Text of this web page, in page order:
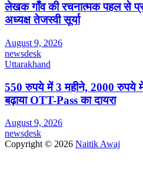
लेखक गाँव की रचनात्मक पहल से
अध्यक्ष तेजस्वी सूर्या
August 9, 2026
newsdesk
Uttarakhand
550 रुपये में 3 महीने, 2000 रुपये
बढ़ाया OTT-Pass का दायरा
August 9, 2026
newsdesk
Copyright © 2026 Naitik Awaj